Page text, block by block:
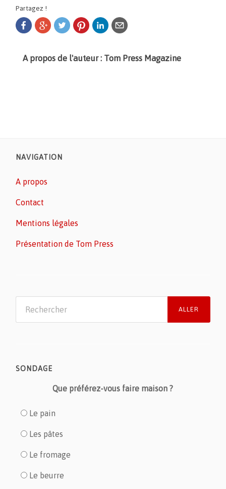
Partagez !
A propos de l'auteur : Tom Press Magazine
NAVIGATION
A propos
Contact
Mentions légales
Présentation de Tom Press
SONDAGE
Que préférez-vous faire maison ?
Le pain
Les pâtes
Le fromage
Le beurre